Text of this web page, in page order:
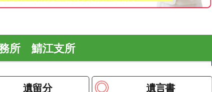
務所 鯖江支所
遺留分 遺言書